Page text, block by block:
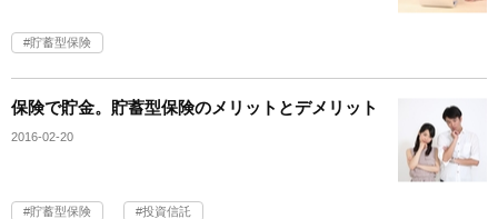
貯蓄型保険
保険で貯金。貯蓄型保険のメリットとデメリット
2016-02-20
貯蓄型保険 投資信託